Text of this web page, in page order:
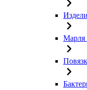
Марля